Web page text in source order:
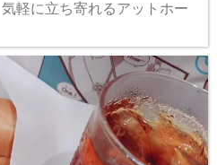
軽に立ち寄れるアットホー